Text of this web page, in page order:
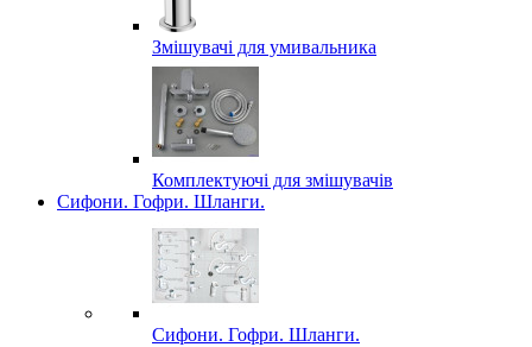
Змішувачі для умивальника
Комплектуючі для змішувачів
Сифони. Гофри. Шланги.
Сифони. Гофри. Шланги.